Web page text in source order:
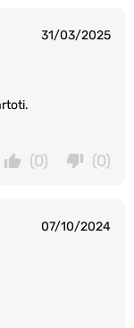
31/03/2025
(0)
(0)
07/10/2024